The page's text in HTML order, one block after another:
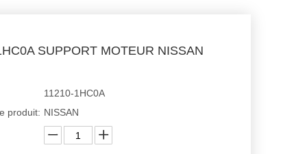
SUPPORT MOTEUR NISSAN
11210-1HC0A
produit: NISSAN